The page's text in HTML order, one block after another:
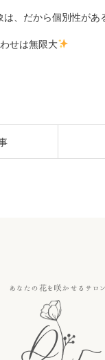
、だから個別性があ
せは無限大